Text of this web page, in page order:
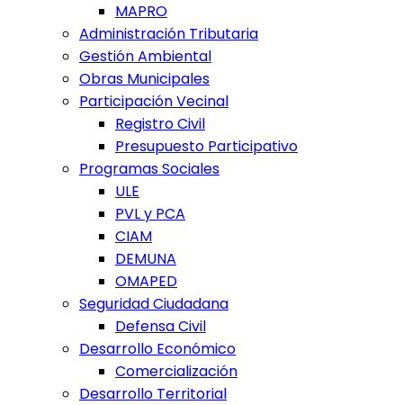
MAPRO
Administración Tributaria
Gestión Ambiental
Obras Municipales
Participación Vecinal
Registro Civil
Presupuesto Participativo
Programas Sociales
ULE
PVL y PCA
CIAM
DEMUNA
OMAPED
Seguridad Ciudadana
Defensa Civil
Desarrollo Económico
Comercialización
Desarrollo Territorial